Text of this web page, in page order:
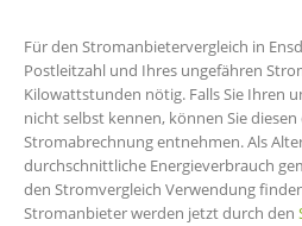
Für den Stromanbietervergleich in
Postleitzahl und Ihres ungefähren
Kilowattstunden nötig. Falls Sie Ihren
nicht selbst kennen, können Sie
Stromabrechnung entnehmen. Als
durchschnittliche Energieverbrauch
den Stromvergleich Verwendung
Stromanbieter werden jetzt durch den